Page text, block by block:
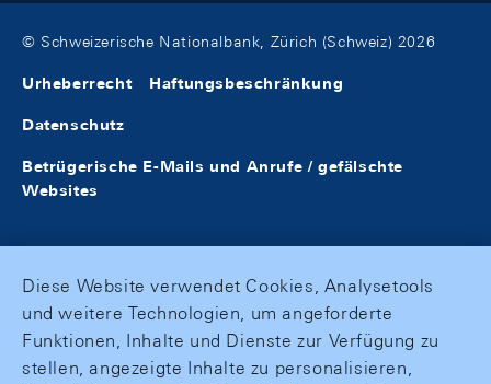
© Schweizerische Nationalbank, Zürich (Schweiz) 2026
Urheberrecht Haftungsbeschränkung
Datenschutz
Betrügerische E-Mails und Anrufe / gefälschte
Websites
Diese Website verwendet Cookies, Analysetools
und weitere Technologien, um angeforderte
Funktionen, Inhalte und Dienste zur Verfügung zu
stellen, angezeigte Inhalte zu personalisieren,